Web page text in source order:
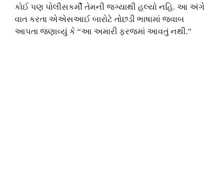
કોઈ પણ પોલીસકર્મી તેમની જગ્યાથી હલ્યો નહિ. આ અંગે
વાત કરતા એએસઆઈ બારોટે તોછડી ભાષામાં જવાબ
આપતા જણાવ્યું કે “આ અમારી ફરજમાં આવતું નથી.”